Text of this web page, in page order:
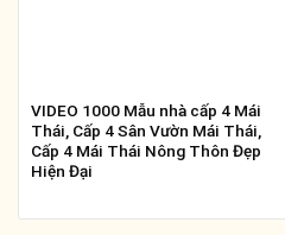
VIDEO 1000 Mẫu nhà cấp 4 Mái
Thái, Cấp 4 Sân Vườn Mái Thái,
Cấp 4 Mái Thái Nông Thôn Đẹp
Hiện Đại